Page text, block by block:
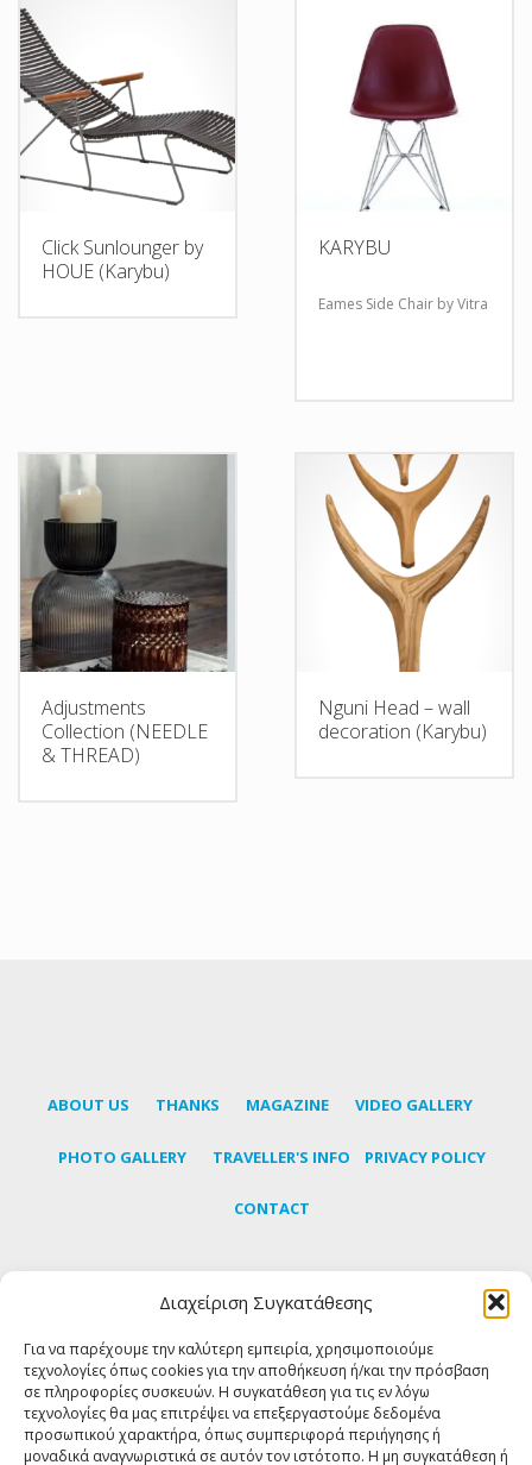
Διαχείριση Συγκατάθεσης
Για να παρέχουμε την καλύτερη εμπειρία, χρησιμοποιούμε
τεχνολογίες όπως cookies για την αποθήκευση ή/και την πρόσβαση
σε πληροφορίες συσκευών. Η συγκατάθεση για τις εν λόγω
τεχνολογίες θα μας επιτρέψει να επεξεργαστούμε δεδομένα
προσωπικού χαρακτήρα, όπως συμπεριφορά περιήγησης ή
μοναδικά αναγνωριστικά σε αυτόν τον ιστότοπο. Η μη συγκατάθεση ή
Click Sunlounger by
HOUE (Κarybu)
KARYBU
Eames Side Chair by Vitra
Adjustments
Collection (NEEDLE
& THREAD)
Nguni Head – wall
decoration (Κarybu)
ABOUT US THANKS MAGAZINE VIDEO GALLERY
PHOTO GALLERY TRAVELLER'S INFO PRIVACY POLICY
CONTACT
Subscribe to our newsletter to learn the latest news
about Tinos
SUBSCRIBE